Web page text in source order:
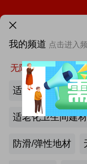
我的频道 点击进入
无障碍空间
适老化墙面/天花
适老化卫生间建
防滑/弹性地材
首页 找新闻 找
第
第